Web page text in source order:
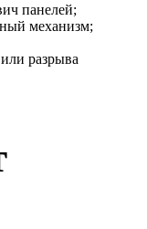
панелей;
механизм;
разрыва